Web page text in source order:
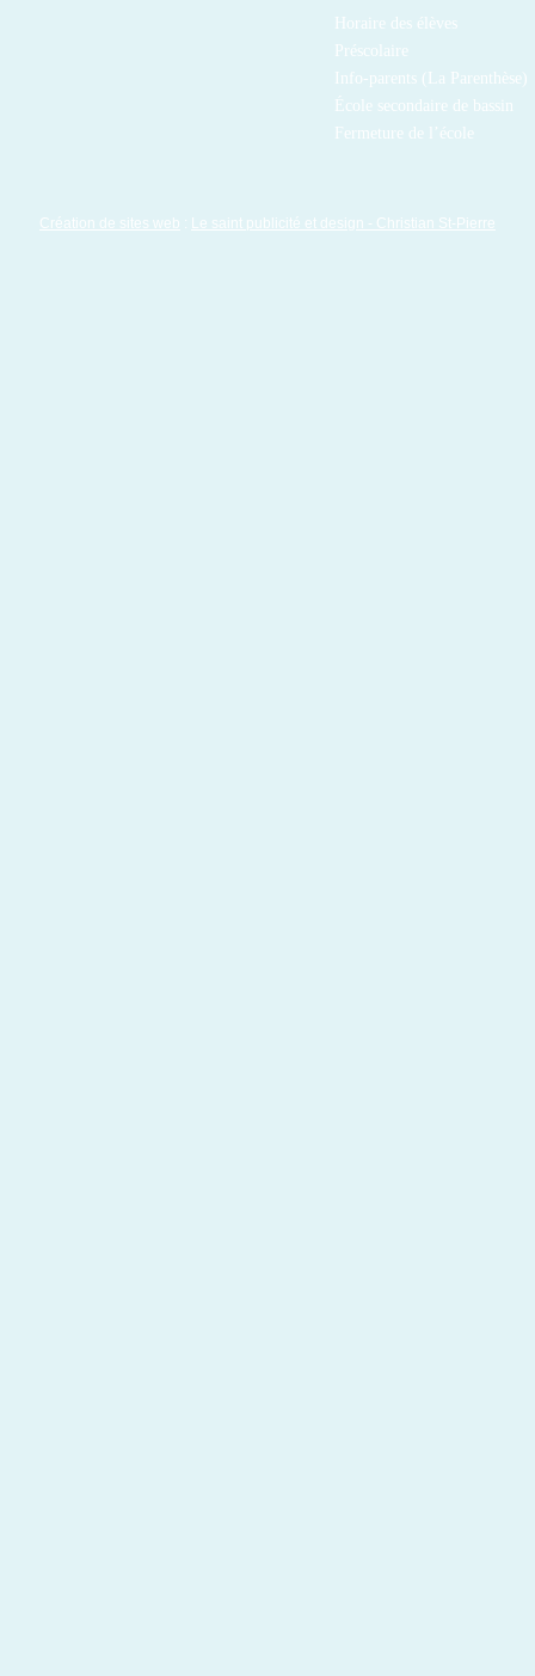
Horaire des élèves
Préscolaire
Info-parents (La Parenthèse)
École secondaire de bassin
Fermeture de l’école
Création de sites web : Le saint publicité et design - Christian St-Pierre